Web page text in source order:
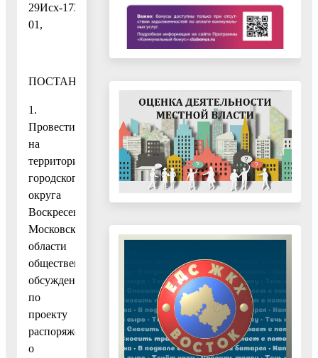
29Исх-17345/06-
01,
ПОСТАНОВЛЯЮ:
1.
Провести
на
территории
городского
округа
Воскресенск
Московской
области
общественные
обсуждения
по
проекту
распоряжения
о